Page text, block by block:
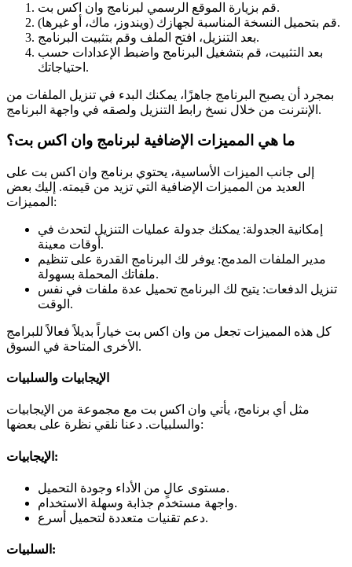
قم بزيارة الموقع الرسمي لبرنامج وان اكس بت.
قم بتحميل النسخة المناسبة لجهازك (ويندوز، ماك، أو غيرها).
بعد التنزيل، افتح الملف وقم بتثبيت البرنامج.
بعد التثبيت، قم بتشغيل البرنامج واضبط الإعدادات حسب
احتياجاتك.
بمجرد أن يصبح البرنامج جاهزًا، يمكنك البدء في تنزيل الملفات من
الإنترنت من خلال نسخ رابط التنزيل ولصقه في واجهة البرنامج.
ما هي المميزات الإضافية لبرنامج وان اكس بت؟
إلى جانب الميزات الأساسية، يحتوي برنامج وان اكس بت على
العديد من المميزات الإضافية التي تزيد من قيمته. إليك بعض
المميزات:
إمكانية الجدولة: يمكنك جدولة عمليات التنزيل لتحدث في
أوقات معينة.
مدير الملفات المدمج: يوفر لك البرنامج القدرة على تنظيم
ملفاتك المحملة بسهولة.
تنزيل الدفعات: يتيح لك البرنامج تحميل عدة ملفات في نفس
الوقت.
كل هذه المميزات تجعل من وان اكس بت خياراً بديلاً فعالاً للبرامج
الأخرى المتاحة في السوق.
الإيجابيات والسلبيات
مثل أي برنامج، يأتي وان اكس بت مع مجموعة من الإيجابيات
والسلبيات. دعنا نلقي نظرة على بعضها:
الإيجابيات:
مستوى عالٍ من الأداء وجودة التحميل.
واجهة مستخدم جذابة وسهلة الاستخدام.
دعم تقنيات متعددة لتحميل أسرع.
السلبيات: